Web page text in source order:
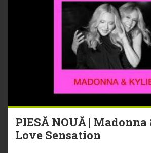
PIESĂ NOUĂ |
Love Sensation